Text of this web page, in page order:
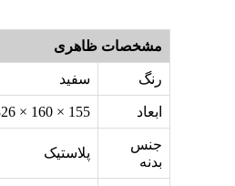
مشخصات ظاهری
رنگ سفید
ابعاد 155 × 160 × 326 میلی‌متر
جنس
بدنه
پلاستیک